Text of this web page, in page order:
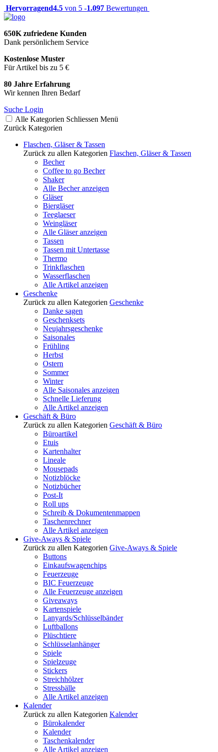
Hervorragend4.5 von 5 -1.097 Bewertungen
650K zufriedene Kunden
Dank persönlichem Service
Kostenlose Muster
Für Artikel bis zu 5 €
80 Jahre Erfahrung
Wir kennen Ihren Bedarf
Suche Login
Alle Kategorien Schliessen Menü
Zurück Kategorien
Flaschen, Gläser & Tassen
Zurück zu allen Kategorien Flaschen, Gläser & Tassen
Becher
Coffee to go Becher
Shaker
Alle Becher anzeigen
Gläser
Biergläser
Teeglaeser
Weingläser
Alle Gläser anzeigen
Tassen
Tassen mit Untertasse
Thermo
Trinkflaschen
Wasserflaschen
Alle Artikel anzeigen
Geschenke
Zurück zu allen Kategorien Geschenke
Danke sagen
Geschenksets
Neujahrsgeschenke
Saisonales
Frühling
Herbst
Ostern
Sommer
Winter
Alle Saisonales anzeigen
Schnelle Lieferung
Alle Artikel anzeigen
Geschäft & Büro
Zurück zu allen Kategorien Geschäft & Büro
Büroartikel
Etuis
Kartenhalter
Lineale
Mousepads
Notizblöcke
Notizbücher
Post-It
Roll ups
Schreib & Dokumentenmappen
Taschenrechner
Alle Artikel anzeigen
Give-Aways & Spiele
Zurück zu allen Kategorien Give-Aways & Spiele
Buttons
Einkaufswagenchips
Feuerzeuge
BIC Feuerzeuge
Alle Feuerzeuge anzeigen
Giveaways
Kartenspiele
Lanyards/Schlüsselbänder
Luftballons
Plüschtiere
Schlüsselanhänger
Spiele
Spielzeuge
Stickers
Streichhölzer
Stressbälle
Alle Artikel anzeigen
Kalender
Zurück zu allen Kategorien Kalender
Bürokalender
Kalender
Taschenkalender
Alle Artikel anzeigen